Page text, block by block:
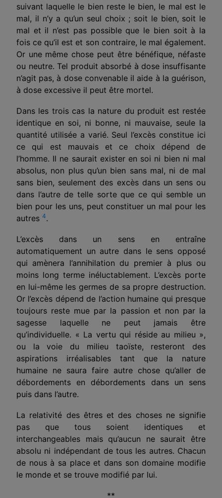
suivant laquelle le bien reste le bien, le mal est le
mal, il n’y a qu’un seul choix ; soit le bien, soit le
mal et il n’est pas possible que le bien soit à la
fois ce qu’il est et son contraire, le mal également.
Or une même chose peut être bénéfique, néfaste
ou neutre. Tel pro­duit absorbé à dose insuffisante
n’agit pas, à dose convenable il aide à la guérison,
à dose excessive il peut être mortel.
Dans les trois cas la nature du produit est restée
identique en soi, ni bonne, ni mauvaise, seule la
quantité utilisée a varié. Seul l’excès constitue ici
ce qui est mauvais et ce choix dépend de
l’homme. Il ne saurait exister en soi ni bien ni mal
absolus, non plus qu’un bien sans mal, ni de mal
sans bien, seulement des excès dans un sens ou
dans l’autre de telle sorte que ce qui semble un
bien pour les uns, peut constituer un mal pour les
autres 4.
L’excès dans un sens en entraîne
automatiquement un autre dans le sens opposé
qui amènera l’annihilation du pre­mier à plus ou
moins long terme inéluctablement. L’excès porte
en lui-même les germes de sa propre destruction.
Or l’excès dépend de l’action humaine qui presque
toujours reste mue par la passion et non par la
sagesse laquelle ne peut jamais être
qu’individuelle. « La vertu qui réside au milieu »,
ou la voie du milieu taoïste, resteront des
aspirations irréalisa­bles tant que la nature
humaine ne saura faire autre chose qu’aller de
débordements en débordements dans un sens
puis dans l’autre.
La relativité des êtres et des choses ne signifie
pas que tous soient identiques et
interchangeables mais qu’aucun ne saurait être
absolu ni indépendant de tous les autres. Chacun
de nous à sa place et dans son domaine modifie
le monde et se trouve modifié par lui.
**